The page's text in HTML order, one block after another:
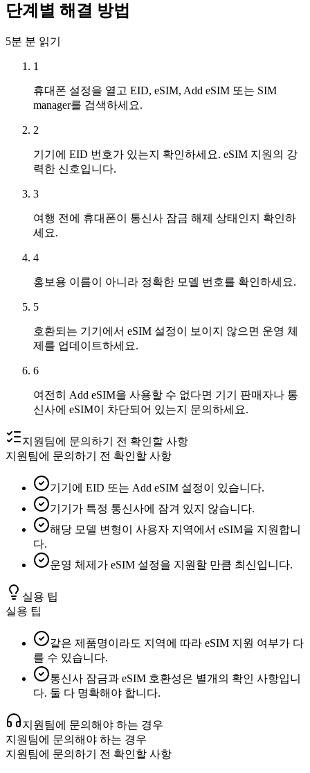
단계별 해결 방법
5분 분 읽기
1
휴대폰 설정을 열고 EID, eSIM, Add eSIM 또는 SIM
manager를 검색하세요.
2
기기에 EID 번호가 있는지 확인하세요. eSIM 지원의 강
력한 신호입니다.
3
여행 전에 휴대폰이 통신사 잠금 해제 상태인지 확인하
세요.
4
홍보용 이름이 아니라 정확한 모델 번호를 확인하세요.
5
호환되는 기기에서 eSIM 설정이 보이지 않으면 운영 체
제를 업데이트하세요.
6
여전히 Add eSIM을 사용할 수 없다면 기기 판매자나 통
신사에 eSIM이 차단되어 있는지 문의하세요.
지원팀에 문의하기 전 확인할 사항
지원팀에 문의하기 전 확인할 사항
기기에 EID 또는 Add eSIM 설정이 있습니다.
기기가 특정 통신사에 잠겨 있지 않습니다.
해당 모델 변형이 사용자 지역에서 eSIM을 지원합니
다.
운영 체제가 eSIM 설정을 지원할 만큼 최신입니다.
실용 팁
실용 팁
같은 제품명이라도 지역에 따라 eSIM 지원 여부가 다
를 수 있습니다.
통신사 잠금과 eSIM 호환성은 별개의 확인 사항입니
다. 둘 다 명확해야 합니다.
지원팀에 문의해야 하는 경우
지원팀에 문의해야 하는 경우
지원팀에 문의하기 전 확인할 사항